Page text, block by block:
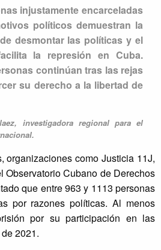
injustamente encarceladas
políticos demuestran la
desmontar las políticas y el
la represión en Cuba.
continúan tras las rejas
su derecho a la libertad de
investigadora regional para el
organizaciones como Justicia 11J,
Observatorio Cubano de Derechos
que entre 963 y 1113 personas
por razones políticas. Al menos
por su participación en las
2021.